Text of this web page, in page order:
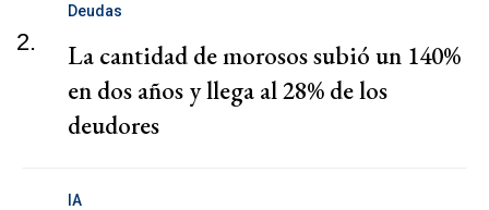
2.
Deudas
La cantidad de morosos subió un 140%
en dos años y llega al 28% de los
deudores
IA